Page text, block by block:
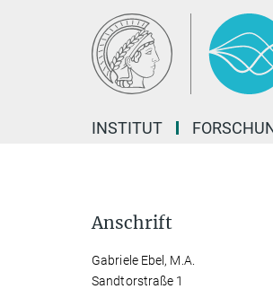
INSTITUT
Anschrift
Gabriele Ebel, M.A.
Sandtorstraße 1